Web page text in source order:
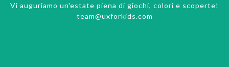
Vi auguriamo un'estate piena di giochi, colori e scoperte!
team@uxforkids.com